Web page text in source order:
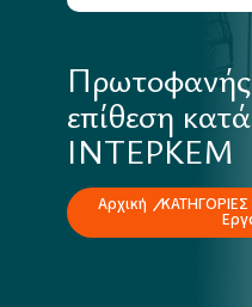
επίθεση
ΙΝΤΕΡΚΕΜ
Αρχική